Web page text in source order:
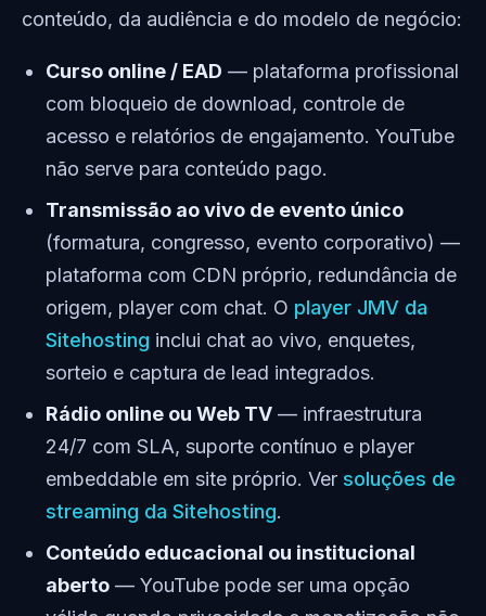
conteúdo, da audiência e do modelo de negócio:
Curso online / EAD — plataforma profissional
com bloqueio de download, controle de
acesso e relatórios de engajamento. YouTube
não serve para conteúdo pago.
Transmissão ao vivo de evento único
(formatura, congresso, evento corporativo) —
plataforma com CDN próprio, redundância de
origem, player com chat. O player JMV da
Sitehosting inclui chat ao vivo, enquetes,
sorteio e captura de lead integrados.
Rádio online ou Web TV — infraestrutura
24/7 com SLA, suporte contínuo e player
embeddable em site próprio. Ver soluções de
streaming da Sitehosting.
Conteúdo educacional ou institucional
aberto — YouTube pode ser uma opção